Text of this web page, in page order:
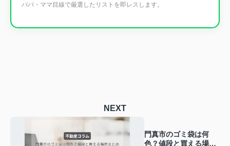
パパ・ママ目線で厳選したリストを即レスします。
NEXT
門真市のゴミ袋は何
色？値段と買える場所